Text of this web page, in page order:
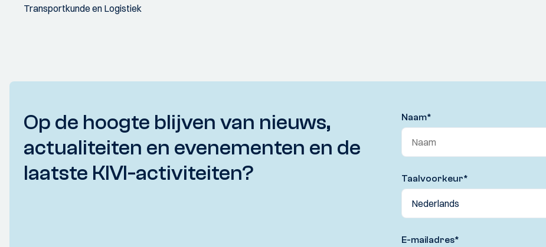
Transportkunde en Logistiek
Op de hoogte blijven van nieuws,
actualiteiten en evenementen en de
laatste KIVI-activiteiten?
Naam*
Taalvoorkeur*
E-mailadres*